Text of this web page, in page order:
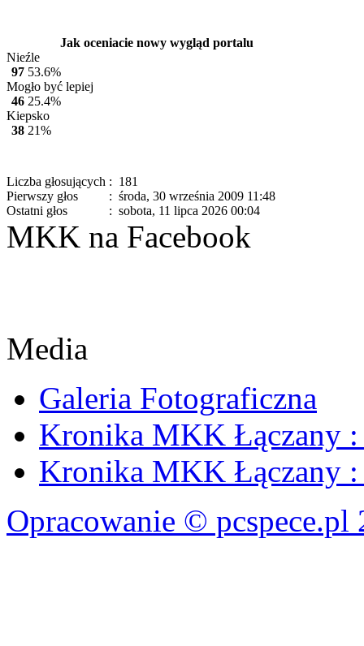
Jak oceniacie nowy wygląd portalu
Nieźle
97 53.6%
Mogło być lepiej
46 25.4%
Kiepsko
38 21%
Liczba głosujących : 181
Pierwszy głos
: środa, 30 września 2009 11:48
Ostatni głos
: sobota, 11 lipca 2026 00:04
MKK na Facebook
Media
Galeria Fotograficzna
Kronika MKK Łączany :
Kronika MKK Łączany :
Opracowanie © pcspece.pl